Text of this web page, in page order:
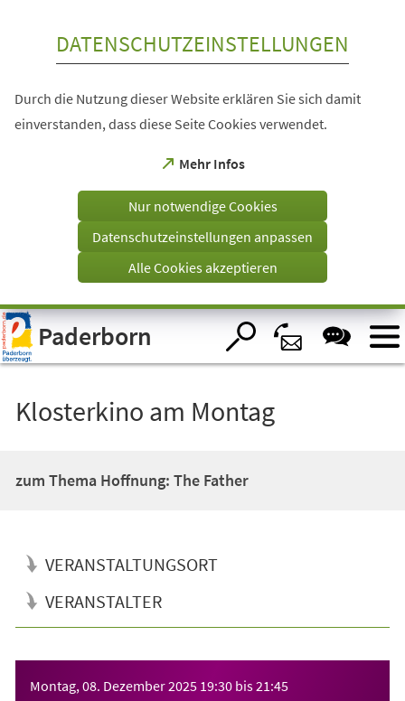
Visuelle
Assistenzsoftware
öffnen.
DATENSCHUTZEINSTELLUNGEN
Durch die Nutzung dieser Website erklären Sie sich damit
einverstanden, dass diese Seite Cookies verwendet.
Mehr Infos
(Öffnet
einem
Tab)
Nur notwendige Cookies
Datenschutzeinstellungen anpassen
Alle Cookies akzeptieren
Paderborn
Klosterkino am Montag
zum Thema Hoffnung: The Father
VERANSTALTUNGSORT
VERANSTALTER
Montag, 08. Dezember 2025 19:30 bis21:45